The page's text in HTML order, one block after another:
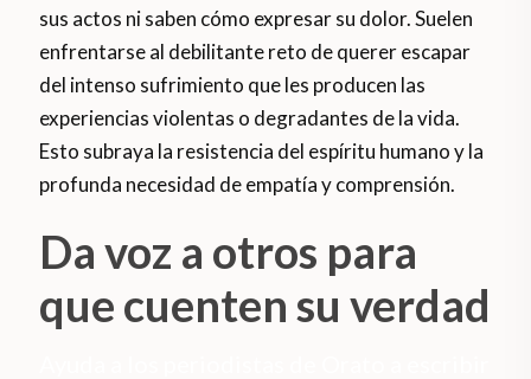
sus actos ni saben cómo expresar su dolor. Suelen
enfrentarse al debilitante reto de querer escapar
del intenso sufrimiento que les producen las
experiencias violentas o degradantes de la vida.
Esto subraya la resistencia del espíritu humano y la
profunda necesidad de empatía y comprensión.
Da voz a otros para
que cuenten su verdad